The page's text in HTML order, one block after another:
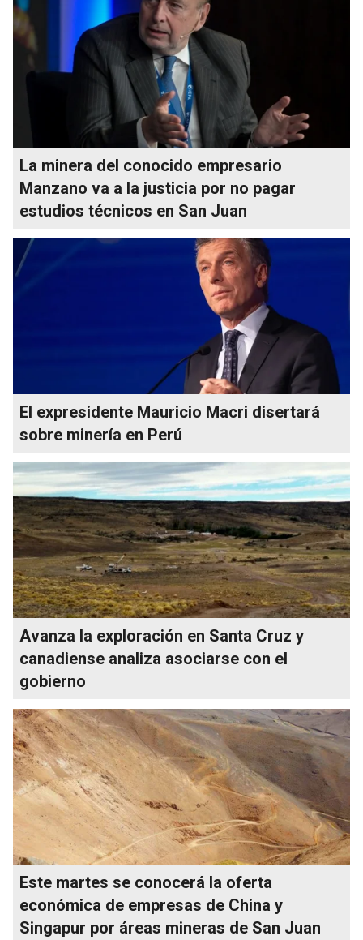
La minera del conocido empresario
Manzano va a la justicia por no pagar
estudios técnicos en San Juan
El expresidente Mauricio Macri disertará
sobre minería en Perú
Avanza la exploración en Santa Cruz y
canadiense analiza asociarse con el
gobierno
Este martes se conocerá la oferta
económica de empresas de China y
Singapur por áreas mineras de San Juan